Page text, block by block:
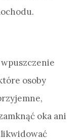
osoby
oka ani